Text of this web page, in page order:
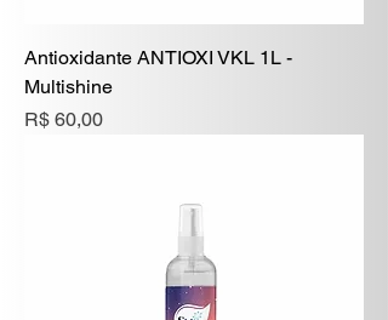
Antioxidante ANTIOXI VKL 1L -
Multishine
Preço
R$ 60,00